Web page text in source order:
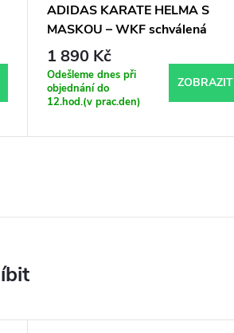
ADIDAS KARATE HELMA S
MASKOU – WKF schválená
1 890 Kč
Odešleme dnes při
objednání do
12.hod.(v prac.den)
ZOBRAZIT